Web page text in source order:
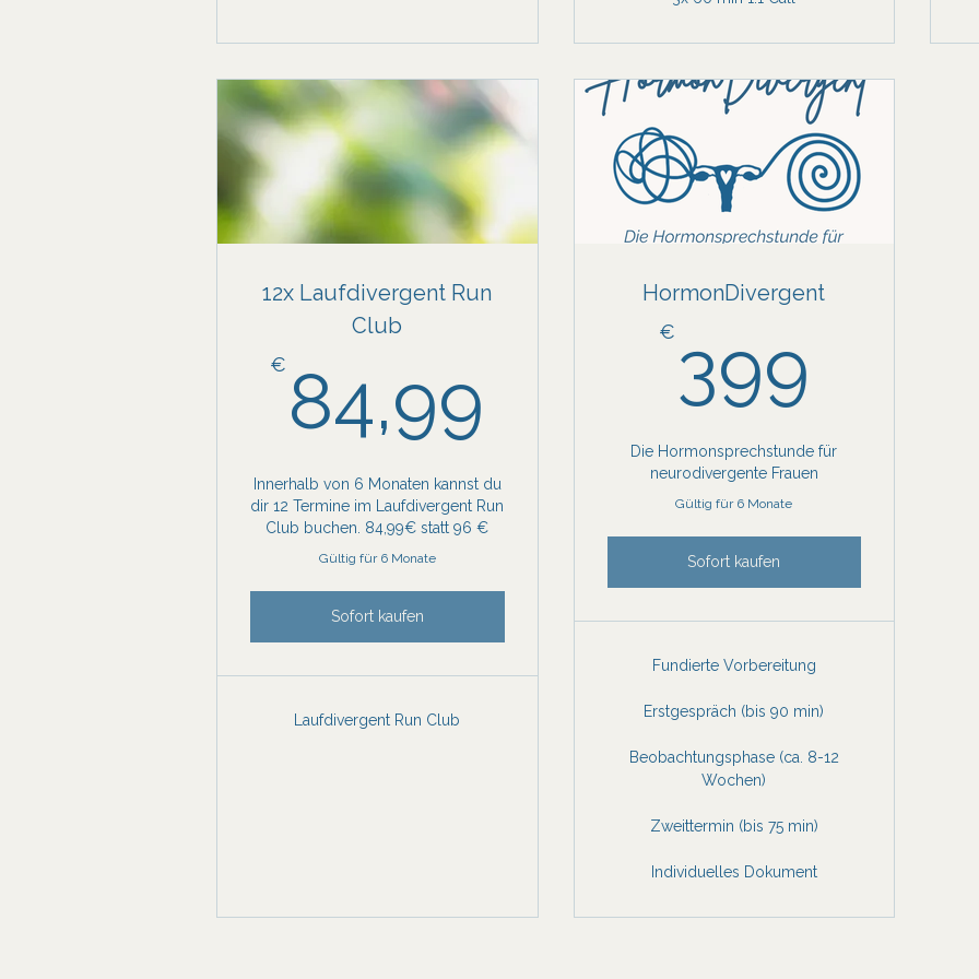
12x Laufdivergent Run
Club
€ 84,99 84,99€
Innerhalb von 6 Monaten kannst du
dir 12 Termine im Laufdivergent Run
Club buchen. 84,99€ statt 96 €
Gültig für 6 Monate
Sofort kaufen
Laufdivergent Run Club
HormonDivergent
€ 399
Die Hormonsprechstunde für
neurodivergente Frauen
Gültig für 6 Monate
Sofort kaufen
Fundierte Vorbereitung
Erstgespräch (bis 90 min)
Beobachtungsphase (ca. 8-12
Wochen)
Zweittermin (bis 75 min)
Individuelles Dokument